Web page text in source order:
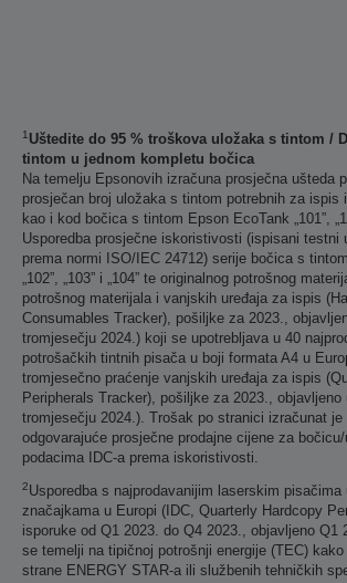
1 Uštedite do 95 % troškova uložaka s tintom /
tintom u jednom kompletu bočica
Na temelju Epsonovih izračuna prosječna ušteda
prosječan broj uložaka s tintom potrebnih za ispis
kao i kod bočica s tintom Epson EcoTank „101”,
Usporedba prosječne iskoristivosti (ispisani testni
prema normi ISO/IEC 24712) serije bočica s
„102”, „103” i „104” te originalnog potrošnog
potrošnog materijala i vanjskih uređaja za ispis
Consumables Tracker), pošiljke za 2023.,
tromjesečju 2024.) koji se upotrebljava u 40
potrošačkih tintnih pisača u boji formata A4 u
tromjesečno praćenje vanjskih uređaja za ispis
Peripherals Tracker), pošiljke za 2023., objavljeno
tromjesečju 2024.). Trošak po stranici izračunat je
odgovarajuće prosječne prodajne cijene za
podacima IDC-a prema iskoristivosti.
2Usporedba s najprodavanijim laserskim
značajkama u Europi (IDC, Quarterly Hardcopy
isporuke od Q1 2023. do Q4 2023., objavljeno Q1
se temelji na tipičnoj potrošnji energije (TEC)
strane ENERGY STAR-a ili službenih tehničkih